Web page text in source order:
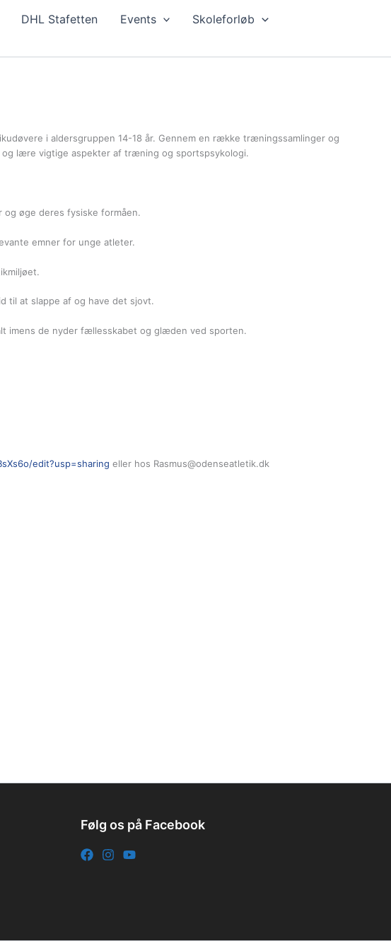
DHL Stafetten Events
Skoleforløb
i aldersgruppen 14-18 år. Gennem en række træningssamlinger og
lære vigtige aspekter af træning og sportspsykologi.
øge deres fysiske formåen.
emner for unge atleter.
til at slappe af og have det sjovt.
imens de nyder fællesskabet og glæden ved sporten.
edit?usp=sharing eller hos Rasmus@odenseatletik.dk
Følg os på Facebook